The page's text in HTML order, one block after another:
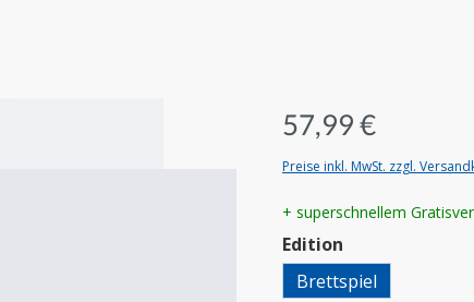
57,99 €
Preise inkl. MwSt. zzgl.
+ superschnellem
Edition
Brettspiel